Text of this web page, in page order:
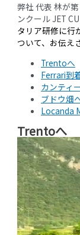
弊社 代表 林が
ンクール JET
タリア研修に行
ついて、お伝え
Trentoへ
Ferrari到
カンティ
ブドウ畑
Locanda
Trentoへ